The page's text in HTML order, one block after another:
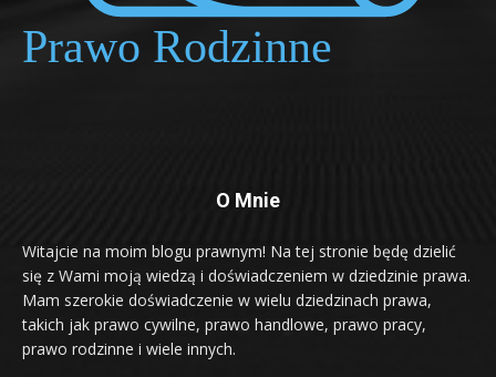
O Mnie
Witajcie na moim blogu prawnym! Na tej stronie będę dzielić
się z Wami moją wiedzą i doświadczeniem w dziedzinie prawa.
Mam szerokie doświadczenie w wielu dziedzinach prawa,
takich jak prawo cywilne, prawo handlowe, prawo pracy,
prawo rodzinne i wiele innych.